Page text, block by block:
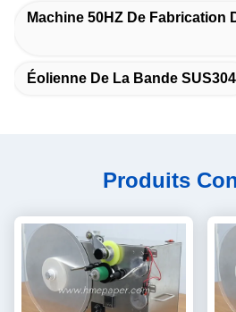
Machine 50HZ De Fabrication
Éolienne De La Bande SUS304
Produits